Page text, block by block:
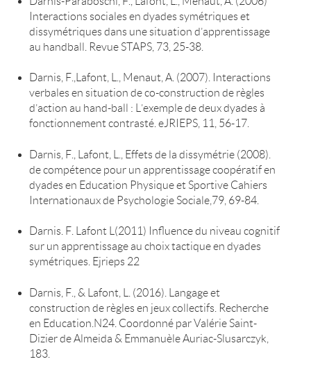
Interactions sociales en dyades symétriques et
dissymétriques dans une situation d’apprentissage
au handball. Revue STAPS, 73, 25-38.
Darnis, F.,Lafont, L., Menaut, A. (2007). Interactions
verbales en situation de co-construction de règles
d’action au hand-ball : L’exemple de deux dyades à
fonctionnement contrasté. eJRIEPS, 11, 56-17.
Darnis, F., Lafont, L., Effets de la dissymétrie (2008).
de compétence pour un apprentissage coopératif en
dyades en Education Physique et Sportive Cahiers
Internationaux de Psychologie Sociale,79, 69-84.
Darnis. F. Lafont L(2011) Influence du niveau cognitif
sur un apprentissage au choix tactique en dyades
symétriques. Ejrieps 22
Darnis, F., & Lafont, L. (2016). Langage et
construction de règles en jeux collectifs. Recherche
en Education.N24. Coordonné par Valérie Saint-
Dizier de Almeida & Emmanuèle Auriac-Slusarczyk,
183.